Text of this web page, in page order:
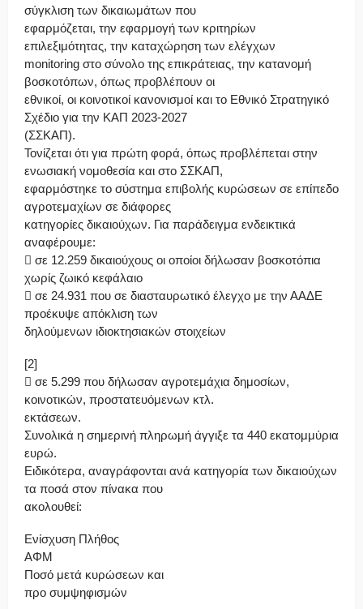
σύγκλιση των δικαιωμάτων που
εφαρμόζεται, την εφαρμογή των κριτηρίων
επιλεξιμότητας, την καταχώρηση των ελέγχων
monitoring στο σύνολο της επικράτειας, την κατανομή
βοσκοτόπων, όπως προβλέπουν οι
εθνικοί, οι κοινοτικοί κανονισμοί και το Εθνικό Στρατηγικό
Σχέδιο για την ΚΑΠ 2023-2027
(ΣΣΚΑΠ).
Τονίζεται ότι για πρώτη φορά, όπως προβλέπεται στην
ενωσιακή νομοθεσία και στο ΣΣΚΑΠ,
εφαρμόστηκε το σύστημα επιβολής κυρώσεων σε επίπεδο
αγροτεμαχίων σε διάφορες
κατηγορίες δικαιούχων. Για παράδειγμα ενδεικτικά
αναφέρουμε:
 σε 12.259 δικαιούχους οι οποίοι δήλωσαν βοσκοτόπια
χωρίς ζωικό κεφάλαιο
 σε 24.931 που σε διασταυρωτικό έλεγχο με την ΑΑΔΕ
προέκυψε απόκλιση των
δηλούμενων ιδιοκτησιακών στοιχείων
[2]
 σε 5.299 που δήλωσαν αγροτεμάχια δημοσίων,
κοινοτικών, προστατευόμενων κτλ.
εκτάσεων.
Συνολικά η σημερινή πληρωμή άγγιξε τα 440 εκατομμύρια
ευρώ.
Ειδικότερα, αναγράφονται ανά κατηγορία των δικαιούχων
τα ποσά στον πίνακα που
ακολουθεί:
Ενίσχυση Πλήθος
ΑΦΜ
Ποσό μετά κυρώσεων και
προ συμψηφισμών